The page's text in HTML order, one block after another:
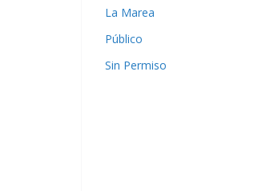
La Marea
Público
Sin Permiso